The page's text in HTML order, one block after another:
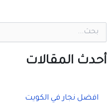
ح
أحدث المقالات
افضل نجار في الكويت